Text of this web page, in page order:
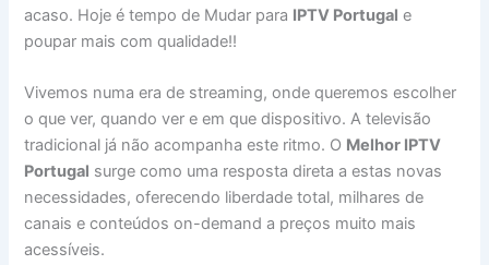
acaso. Hoje é tempo de Mudar para IPTV Portugal e
poupar mais com qualidade!!
Vivemos numa era de streaming, onde queremos escolher
o que ver, quando ver e em que dispositivo. A televisão
tradicional já não acompanha este ritmo. O Melhor IPTV
Portugal surge como uma resposta direta a estas novas
necessidades, oferecendo liberdade total, milhares de
canais e conteúdos on-demand a preços muito mais
acessíveis.